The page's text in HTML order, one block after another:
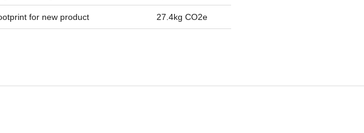
for new product 27.4kg CO2e